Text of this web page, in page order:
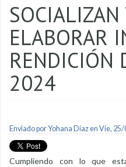
SOCIALIZAN
ELABORAR
RENDICIÓN
2024
Enviado porYohana Diazen Vie,
Cumpliendo con lo que